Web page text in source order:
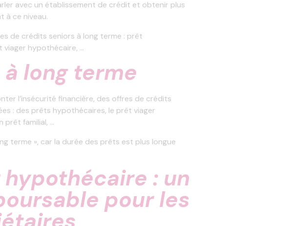
avec un établissement de crédit et obtenir plus
à ce niveau.
de crédits seniors à long terme : prêt
viager hypothécaire, …
long terme
l’insécurité financière, des offres de crédits
: des prêts hypothécaires, le prêt viager
prêt familial, …
terme », car la durée des prêts est plus longue
: un
pour les